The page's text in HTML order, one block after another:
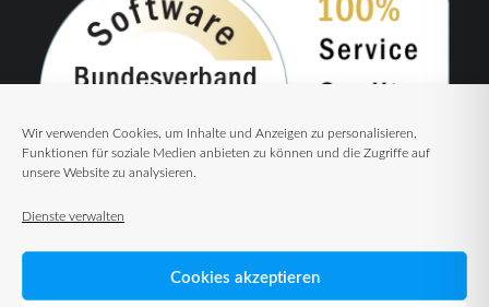
Wir verwenden Cookies, um Inhalte und Anzeigen zu personalisieren,
Funktionen für soziale Medien anbieten zu können und die Zugriffe auf
unsere Website zu analysieren.
Dienste verwalten
Cookies akzeptieren